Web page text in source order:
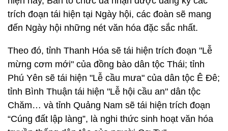
trích đoạn tái hiện tại Ngày hội, các đoàn sẽ mang
đến Ngày hội những nét văn hóa đặc sắc nhất.
Theo đó, tỉnh Thanh Hóa sẽ tái hiện trích đoạn "Lễ
mừng cơm mới" của đồng bào dân tộc Thái; tỉnh
Phú Yên sẽ tái hiện "Lễ cầu mưa" của dân tộc Ê Đê;
tỉnh Bình Thuận tái hiện "Lễ hội cầu an" dân tộc
Chăm… và tỉnh Quảng Nam sẽ tái hiện trích đoạn
“Cúng đất lập làng”, là nghi thức sinh hoạt văn hóa